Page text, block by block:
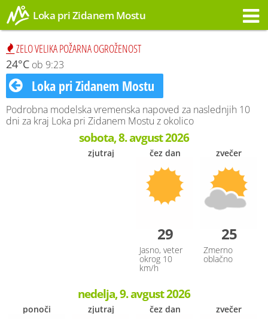
Loka pri Zidanem Mostu
ZELO VELIKA POŽARNA OGROŽENOST
24°C ob 9:23
Loka pri Zidanem Mostu
Podrobna modelska vremenska napoved za naslednjih 10
dni za kraj Loka pri Zidanem Mostu z okolico
sobota, 8. avgust 2026
zjutraj čez dan
29
Jasno, veter
okrog 10
km/h
zvečer
25
Zmerno
oblačno
nedelja, 9. avgust 2026
ponoči zjutraj čez dan zvečer